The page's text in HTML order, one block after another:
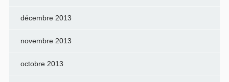
décembre 2013
novembre 2013
octobre 2013